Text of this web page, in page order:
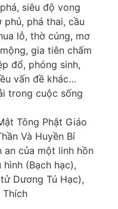
siêu độ vong
phủ, phá thai, cầu
lỗ, thờ cúng, mơ
gia tiên chấm
đổ, phóng sinh,
vấn đề khác…
trong cuộc sống
Tông Phật Giáo
Và Huyền Bí
an của một linh hồn
(Bạch hạc),
Dương Tú Hạc),
Thích